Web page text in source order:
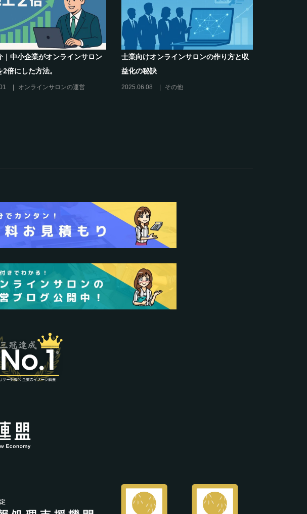
シリーズ連載【運営者のお悩み解決】～
現存のオンラインサロンをリスキリング
に活用するには？
クリエイター系オンラインサロンの話題
2024.06.25